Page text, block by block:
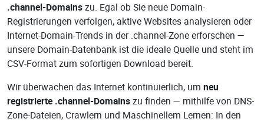
.channel-Domainszu. Egal ob Sie neue Domain-
Registrierungen verfolgen, aktive Websites analysieren oder
Internet-Domain-Trends in der .channel-Zone erforschen —
unsere Domain-Datenbank ist die ideale Quelle und steht im
CSV-Format zum sofortigen Download bereit.
Wir überwachen das Internet kontinuierlich, um neu
registrierte .channel-Domainszu finden — mithilfe von DNS-
Zone-Dateien, Crawlern und Maschinellem Lernen: In den